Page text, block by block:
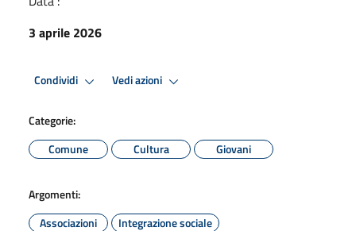
3 aprile 2026
Condividi Vedi azioni
Categorie:
Comune
Cultura Giovani
Argomenti:
Associazioni
Integrazione sociale